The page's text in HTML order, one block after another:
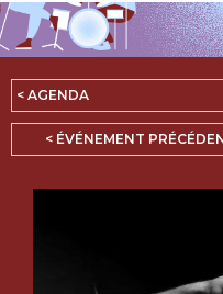
< AGENDA
< ÉVÉNEMENT